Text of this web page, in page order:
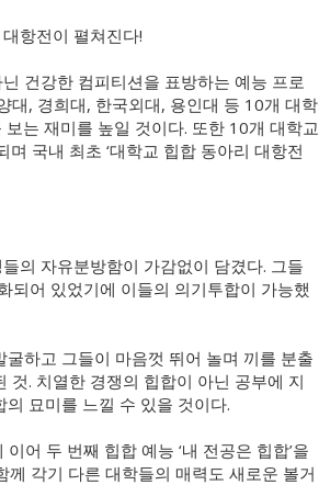
항전이 펼쳐진다!
건강한 컴피티션을 표방하는 예능 프로
대, 경희대, 한국외대, 용인대 등 10개 대학
는 재미를 높일 것이다. 또한 10개 대학교
국내 최초 ‘대학교 힙합 동아리 대항전
의 자유분방함이 가감없이 담겼다. 그들
되어 있었기에 이들의 의기투합이 가능했
하고 그들이 마음껏 뛰어 놀며 끼를 분출
. 치열한 경쟁의 힙합이 아닌 공부에 지
묘미를 느낄 수 있을 것이다.
어 두 번째 힙합 예능 ‘내 전공은 힙합’을
께 각기 다른 대학들의 매력도 새로운 볼거